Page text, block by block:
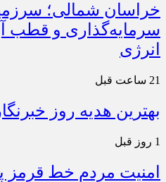
خراسان شمالی؛
سرمایه‌گذاری و قطب
انرژی
21 ساعت قبل
بهترین هدیه روز
1 روز قبل
امنیت مردم خط